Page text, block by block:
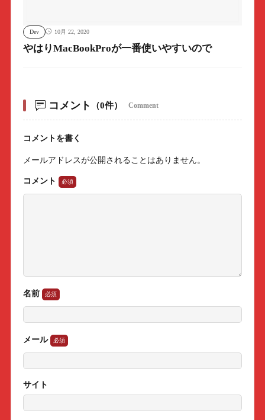
Dev 10月 22, 2020
やはりMacBookProが一番使いやすいので
コメント （0件） Comment
コメントを書く
メールアドレスが公開されることはありません。
コメント
名前
メール
サイト